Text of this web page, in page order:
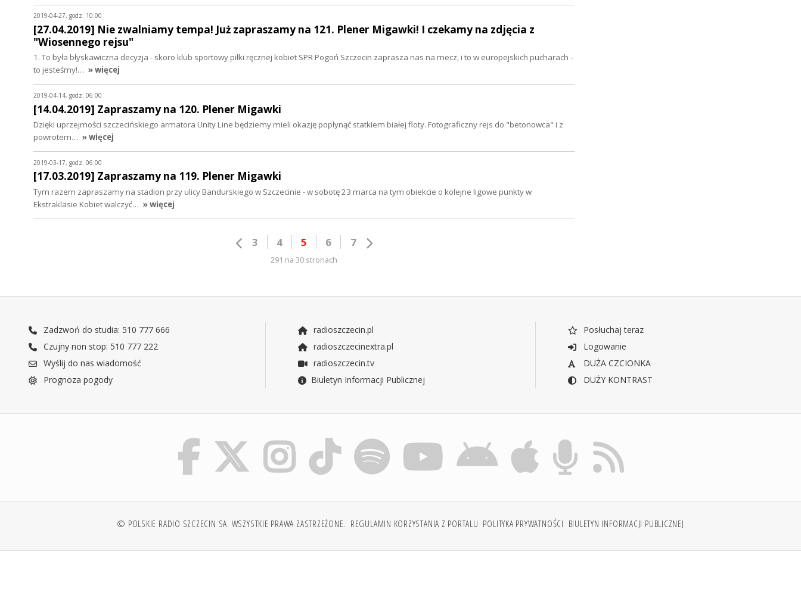
2019-04-27, godz. 10:00
[27.04.2019] Nie zwalniamy tempa! Już zapraszamy na 121. Plener Migawki! I czekamy na zdjęcia z
"Wiosennego rejsu"
1. To była błyskawiczna decyzja - skoro klub sportowy piłki ręcznej kobiet SPR Pogoń Szczecin zaprasza nas na mecz, i to w europejskich pucharach -
to jesteśmy!… » więcej
2019-04-14, godz. 06:00
[14.04.2019] Zapraszamy na 120. Plener Migawki
Dzięki uprzejmości szczecińskiego armatora Unity Line będziemy mieli okazję popłynąć statkiem białej floty. Fotograficzny rejs do "betonowca" i z
powrotem… » więcej
2019-03-17, godz. 06:00
[17.03.2019] Zapraszamy na 119. Plener Migawki
Tym razem zapraszamy na stadion przy ulicy Bandurskiego w Szczecinie - w sobotę 23 marca na tym obiekcie o kolejne ligowe punkty w
Ekstraklasie Kobiet walczyć… » więcej
3 4 5 6 7
291 na 30 stronach
Zadzwoń do studia: 510 777 666
Czujny non stop: 510 777 222
Wyślij do nas wiadomość
Prognoza pogody
radioszczecin.pl
radioszczecinextra.pl
radioszczecin.tv
Biuletyn Informacji Publicznej
Posłuchaj teraz
Logowanie
DUŻA CZCIONKA
DUŻY KONTRAST
© POLSKIE RADIO SZCZECIN SA. WSZYSTKIE PRAWA ZASTRZEŻONE. REGULAMIN KORZYSTANIA Z PORTALU POLITYKA PRYWATNOŚCI BIULETYN INFORMACJI PUBLICZNEJ